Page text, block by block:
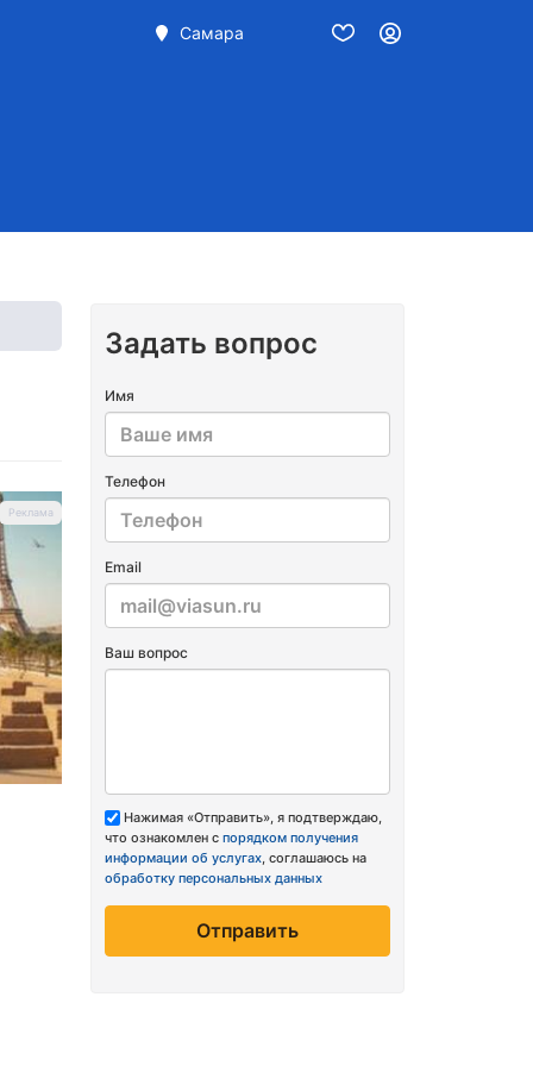
Самара
Задать вопрос
Имя
Телефон
Email
Ваш вопрос
Нажимая «Отправить», я подтверждаю,
что ознакомлен с порядком получения
информации об услугах, соглашаюсь на
обработку персональных данных
Отправить